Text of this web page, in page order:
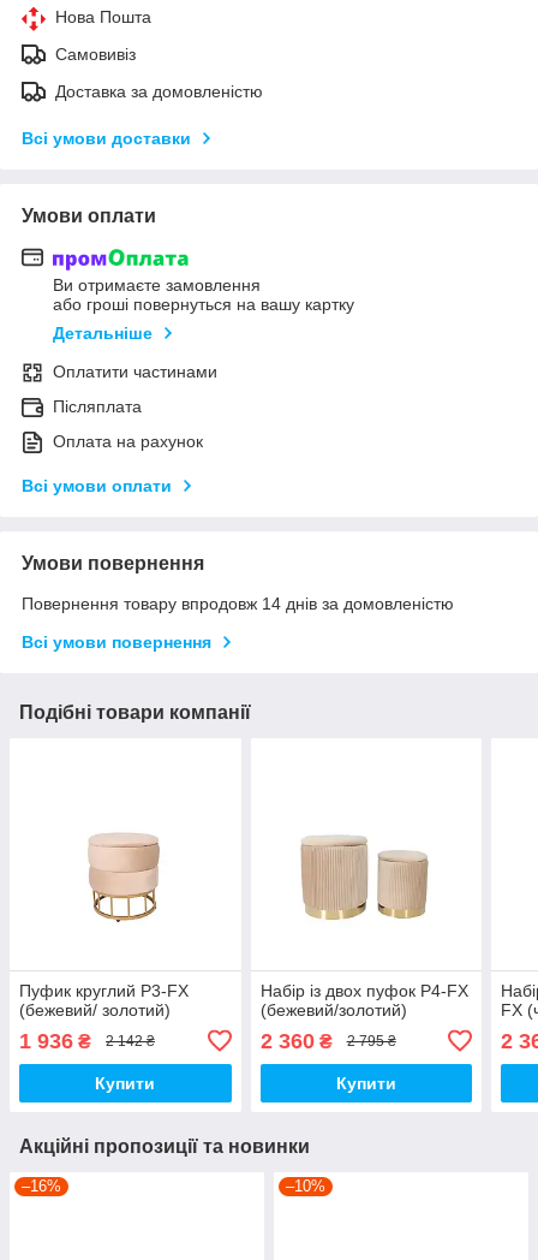
Нова Пошта
Самовивіз
Доставка за домовленістю
Всі умови доставки
Умови оплати
Ви отримаєте замовлення
або гроші повернуться на вашу картку
Детальніше
Оплатити частинами
Післяплата
Оплата на рахунок
Всі умови оплати
Умови повернення
Повернення товару впродовж 14 днів за домовленістю
Всі умови повернення
Подібні товари компанії
Пуфик круглий P3-FX
(бежевий/ золотий)
1 936 ₴ 2 142 ₴
Купити
Набір із двох пуфок P4-FX
(бежевий/золотий)
2 360₴ 2 795 ₴
Купити
FX
2
Акційні пропозиції та новинки
–16% –10%